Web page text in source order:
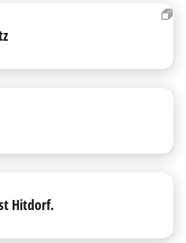
Hitdorf.